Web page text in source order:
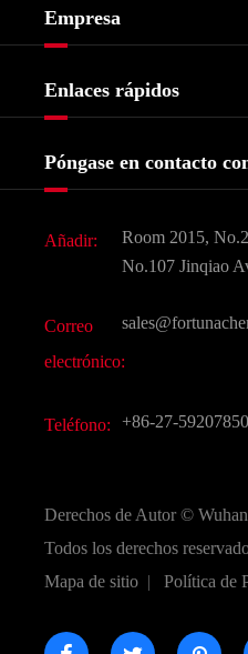
Bioquímico
Agroquímicos e intermedios
Ingredientes Cosméticos
Sabores y fragancias
CAS químico
Todos los productos
Empresa
Historia de la empresa
Enlaces rápidos
Preguntas frecuentes (FAQ)
Póngase en contacto
Añadir:
Room 2015,
No.107 Jinqiao
Correo
electrónico:
Teléfono: +86-27-59207850
Derechos de Autor ©
Todos los derechos
Mapa de sitio | Política de